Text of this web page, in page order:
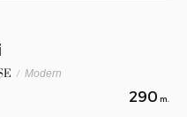
/ Modern
290 m.